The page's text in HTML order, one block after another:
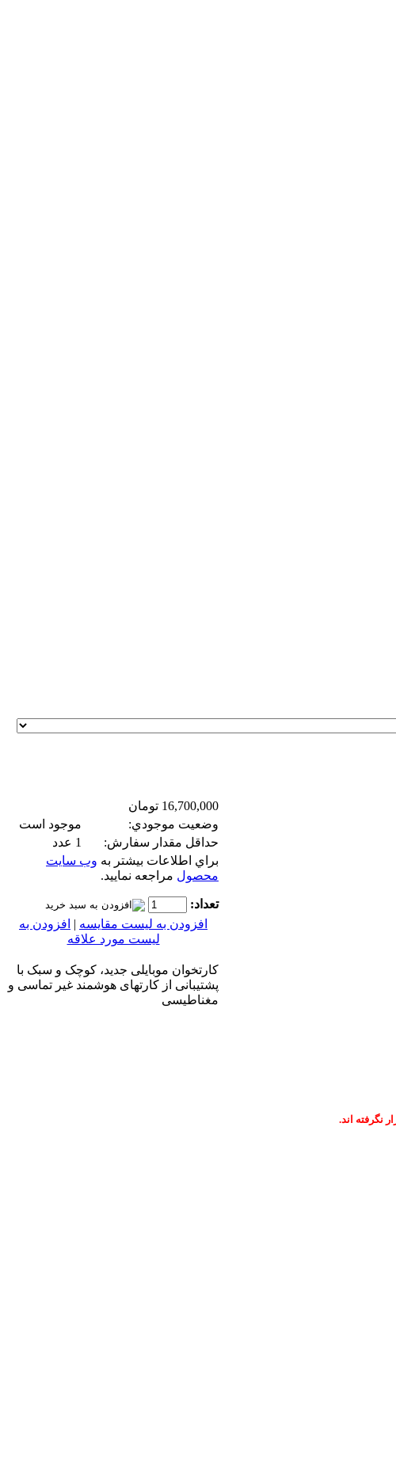
16,700,000 تومان
وضعيت موجودي:
موجود است
حداقل مقدار سفارش:
1 عدد
براي اطلاعات بيشتر به وب سايت
محصول مراجعه نماييد.
تعداد:
افزودن به ليست مقايسه | افزودن به
لیست مورد علاقه
کارتخوان موبایلی جدید، کوچک و سبک با
پشتیبانی از کارتهای هوشمند غیر تماسی و
مغناطیسی